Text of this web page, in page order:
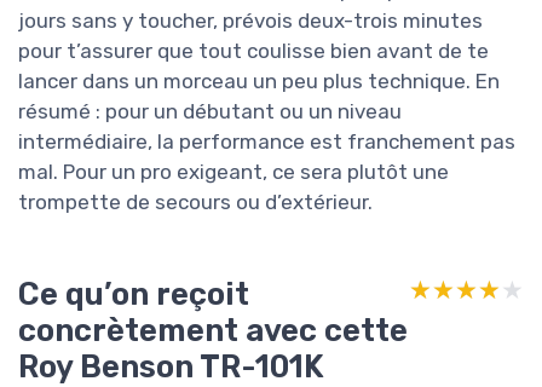
jours sans y toucher, prévois deux-trois minutes
pour t’assurer que tout coulisse bien avant de te
lancer dans un morceau un peu plus technique. En
résumé : pour un débutant ou un niveau
intermédiaire, la performance est franchement pas
mal. Pour un pro exigeant, ce sera plutôt une
trompette de secours ou d’extérieur.
Ce qu’on reçoit
concrètement avec cette
Roy Benson TR-101K
★★★★★
★★★★★